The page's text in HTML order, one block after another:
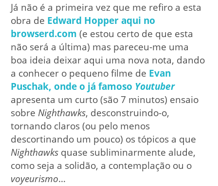
Já não é a primeira vez que me refiro a esta
obra de Edward Hopper aqui no
browserd.com (e estou certo de que esta
não será a última) mas pareceu-me uma
boa ideia deixar aqui uma nova nota, dando
a conhecer o pequeno filme de Evan
Puschak, onde o já famoso Youtuber
apresenta um curto (são 7 minutos) ensaio
sobre Nighthawks, desconstruindo-o,
tornando claros (ou pelo menos
descortinando um pouco) os tópicos a que
Nighthawks quase subliminarmente alude,
como seja a solidão, a contemplação ou o
voyeurismo…